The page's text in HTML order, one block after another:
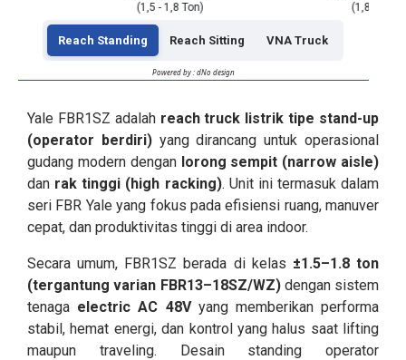
(1,5 - 1,8 Ton)
(1,8 Ton)
Reach Standing Reach Sitting VNA Truck
Powered by : dNo design
Yale FBR1SZ adalah reach truck listrik tipe stand-up
(operator berdiri)yang dirancang untuk operasional
gudang modern dengan lorong sempit (narrow aisle)
dan rak tinggi (high racking). Unit ini termasuk dalam
seri FBR Yale yang fokus pada efisiensi ruang, manuver
cepat, dan produktivitas tinggi di area indoor.
Secara umum, FBR1SZ berada di kelas ±1.5–1.8 ton
(tergantung varian FBR13–18SZ/WZ)dengan sistem
tenaga electric AC 48Vyang memberikan performa
stabil, hemat energi, dan kontrol yang halus saat lifting
maupun traveling. Desain standing operator